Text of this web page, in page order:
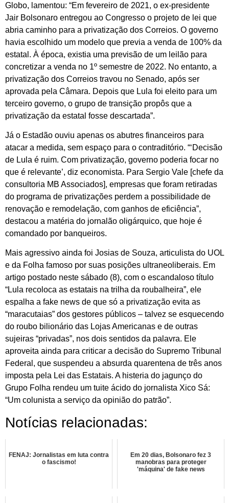
Globo, lamentou: “Em fevereiro de 2021, o ex-presidente
Jair Bolsonaro entregou ao Congresso o projeto de lei que
abria caminho para a privatização dos Correios. O governo
havia escolhido um modelo que previa a venda de 100% da
estatal. À época, existia uma previsão de um leilão para
concretizar a venda no 1º semestre de 2022. No entanto, a
privatização dos Correios travou no Senado, após ser
aprovada pela Câmara. Depois que Lula foi eleito para um
terceiro governo, o grupo de transição propôs que a
privatização da estatal fosse descartada”.
Já o Estadão ouviu apenas os abutres financeiros para
atacar a medida, sem espaço para o contraditório. “‘Decisão
de Lula é ruim. Com privatização, governo poderia focar no
que é relevante’, diz economista. Para Sergio Vale [chefe da
consultoria MB Associados], empresas que foram retiradas
do programa de privatizações perdem a possibilidade de
renovação e remodelação, com ganhos de eficiência”,
destacou a matéria do jornalão oligárquico, que hoje é
comandado por banqueiros.
Mais agressivo ainda foi Josias de Souza, articulista do UOL
e da Folha famoso por suas posições ultraneoliberais. Em
artigo postado neste sábado (8), com o escandaloso título
“Lula recoloca as estatais na trilha da roubalheira”, ele
espalha a fake news de que só a privatização evita as
“maracutaias” dos gestores públicos – talvez se esquecendo
do roubo bilionário das Lojas Americanas e de outras
sujeiras “privadas”, nos dois sentidos da palavra. Ele
aproveita ainda para criticar a decisão do Supremo Tribunal
Federal, que suspendeu a absurda quarentena de três anos
imposta pela Lei das Estatais. A histeria do jagunço do
Grupo Folha rendeu um tuite ácido do jornalista Xico Sá:
“Um colunista a serviço da opinião do patrão”.
Notícias relacionadas:
FENAJ: Jornalistas em luta contra
o fascismo!
Em 20 dias, Bolsonaro fez 3
manobras para proteger
'máquina' de fake news